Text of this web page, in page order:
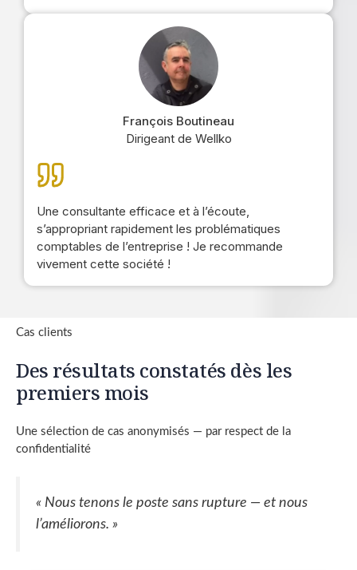
François Boutineau
Dirigeant de Wellko
Une consultante efficace et à l’écoute,
s’appropriant rapidement les problématiques
comptables de l’entreprise ! Je recommande
vivement cette société !
Cas clients
Des résultats constatés dès les
premiers mois
Une sélection de cas anonymisés — par respect de la
confidentialité
« Nous tenons le poste sans rupture — et nous
l’améliorons. »